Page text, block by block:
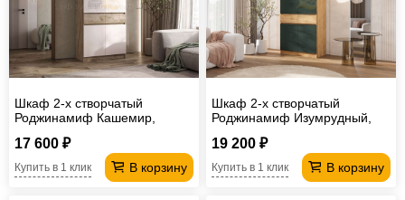
Шкаф 2-х створчатый
Роджинамиф Кашемир,
17 600 ₽
В корзину
Купить в 1 клик
Шкаф 2-х створчатый
Роджинамиф Изумрудный,
19 200 ₽
В корзину
Купить в 1 клик